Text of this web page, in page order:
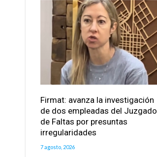
Firmat: avanza la investigación
de dos empleadas del Juzgado
de Faltas por presuntas
irregularidades
7 agosto, 2026